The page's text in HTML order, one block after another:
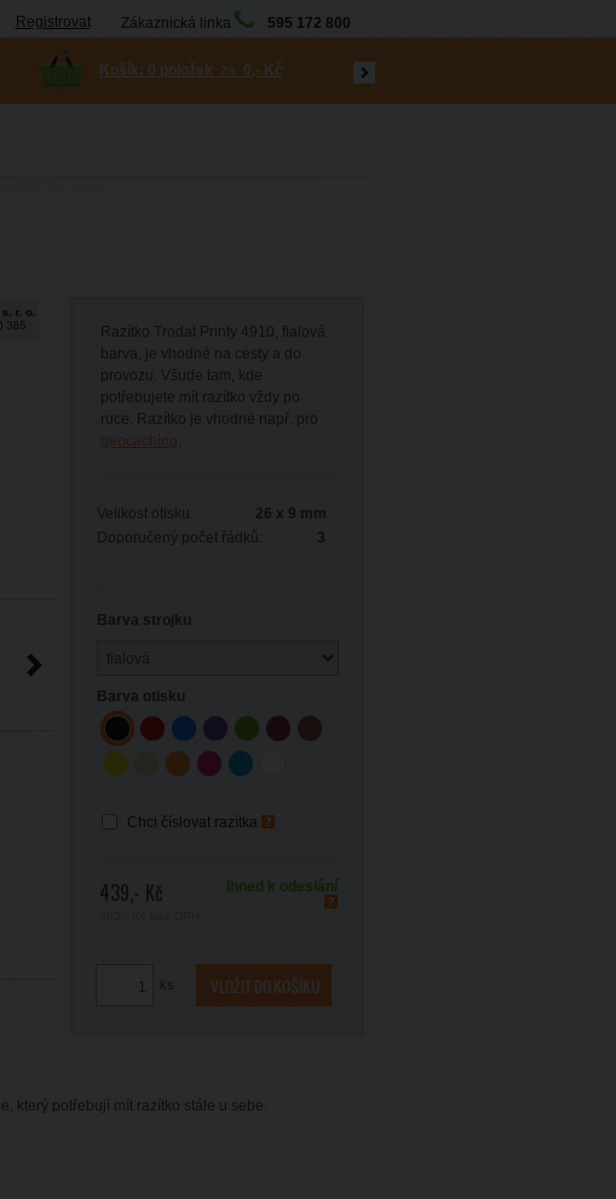
Registrovat Zákaznická linka 595 172 800
Košík: 0 položek za 0,- Kč
Razítko Trodat Printy 4910, fialová
barva, je vhodné na cesty a do
provozu. Všude tam, kde
potřebujete mít razítko vždy po
ruce. Razítko je vhodné např. pro
geocaching.
Velikost otisku:
26 x 9 mm
Doporučený počet řádků:
3
Barva strojku
Barva otisku
Chci číslovat razítka
439,- Kč Ihned k odeslání
ks
který potřebují mít razítko stále u sebe.